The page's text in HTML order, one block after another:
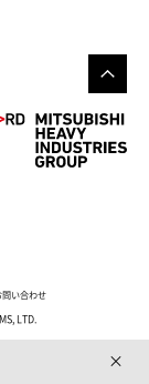
問い合わせ
LTD.